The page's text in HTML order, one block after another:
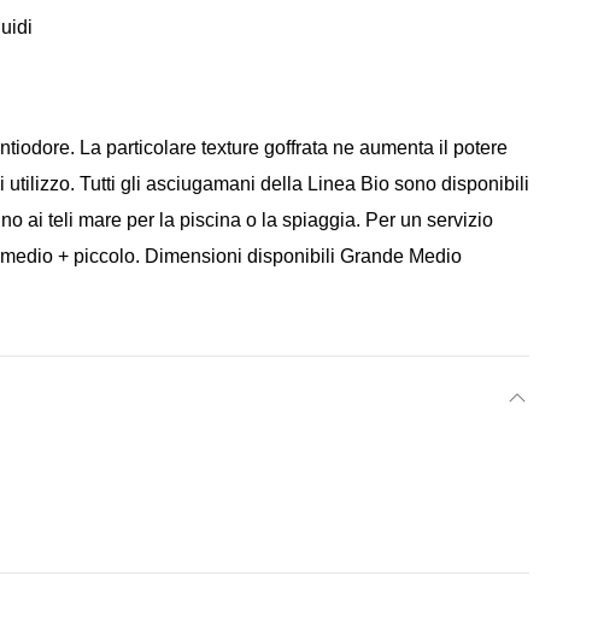
La particolare texture goffrata ne aumenta il potere
utilizzo. Tutti gli asciugamani della Linea Bio sono disponibili
ai teli mare per la piscina o la spiaggia. Per un servizio
+ piccolo. Dimensioni disponibili Grande Medio